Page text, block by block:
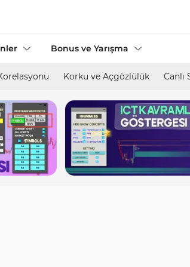
Bonus ve Yarışma
Korku ve Açgözlülük Canlı